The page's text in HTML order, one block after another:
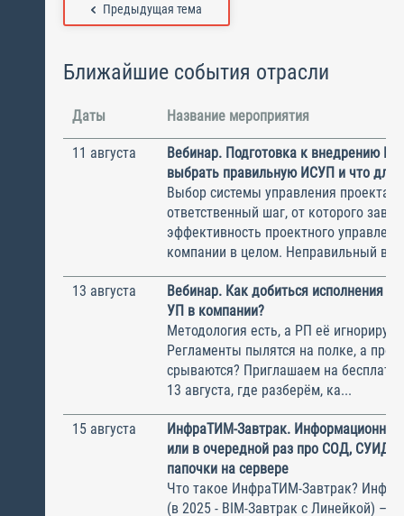
Предыдущая тема
Ближайшие события отрасли
Даты Название мероприятия
11 августа
Вебинар. Подготовка к внедрению
выбрать правильную ИСУП и что для
Выбор системы управления
ответственный шаг, от которого
эффективность проектного
компании в целом. Неправильный
13 августа
Вебинар. Как добиться исполнения
УП в компании?
Методология есть, а РП её
Регламенты пылятся на полке, а
срываются? Приглашаем на
13 августа, где разберём, ка...
15 августа
ИнфраТИМ-Завтрак.
или в очередной раз про СОД, СУИД и
папочки на сервере
Что такое ИнфраТИМ-Завтрак?
(в 2025 - BIM-Завтрак с Линейкой) –